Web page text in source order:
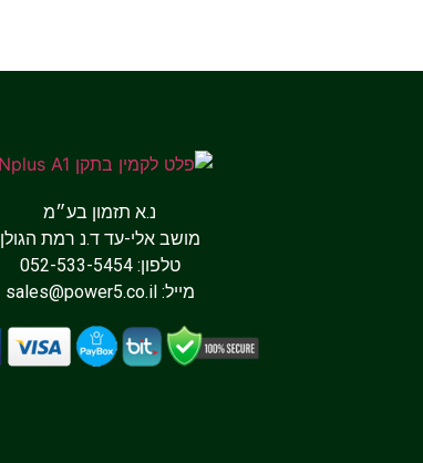
נ.א תזמון בע״מ
מושב אלי-עד ד.נ רמת הגולן
טלפון: 052-533-5454
מייל:sales@power5.co.il